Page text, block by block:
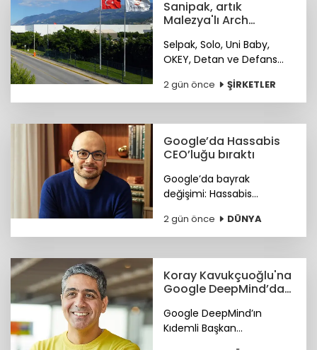
Sanipak, artık
Malezya'lı Arch
Selpak, Solo, Uni Baby,
OKEY, Detan ve Defans
bulunduran Sanipak
resmen Arch Peninsula
2 gün önce ŞİRKETLER
Google’da Hassabis
CEO’luğu bıraktı
Google’da bayrak
değişimi: Hassabis
2 gün önce DÜNYA
Koray Kavukçuoğlu'na
Google DeepMind’da
Google DeepMind’ın
Kıdemli Başkan